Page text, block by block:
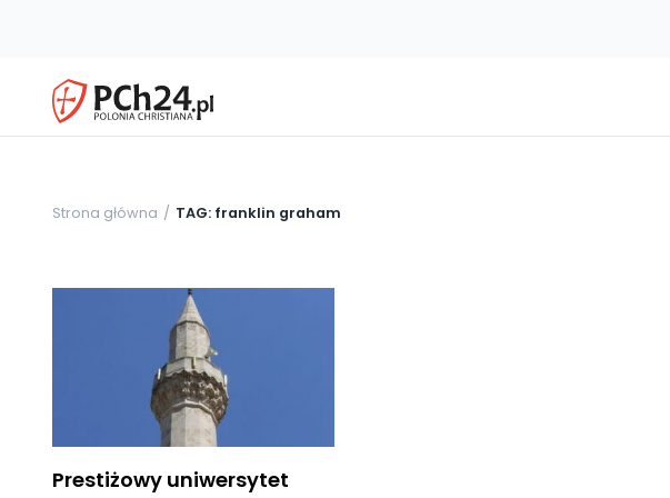
Strona główna TAG: franklin graham
Prestiżowy uniwersytet